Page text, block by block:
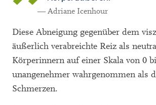
— Adriane Icenhour
Diese Abneigung gegenüber dem
äußerlich verabreichte Reiz als
Körperinnern auf einer Skala von 0
unangenehmer wahrgenommen als
Schmerzen.